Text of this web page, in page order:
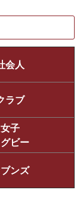
会人
ラブ
女子
ビー
ンズ